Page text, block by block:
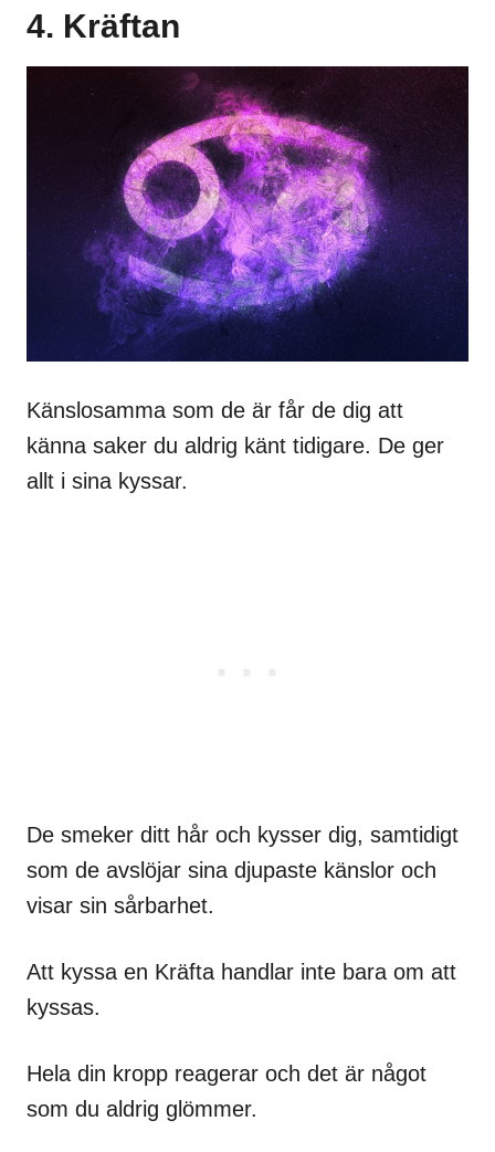
4. Kräftan
Känslosamma som de är får de dig att
känna saker du aldrig känt tidigare. De ger
allt i sina kyssar.
De smeker ditt hår och kysser dig, samtidigt
som de avslöjar sina djupaste känslor och
visar sin sårbarhet.
Att kyssa en Kräfta handlar inte bara om att
kyssas.
Hela din kropp reagerar och det är något
som du aldrig glömmer.